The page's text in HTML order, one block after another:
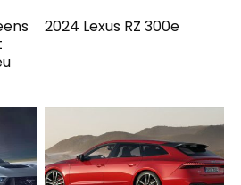
2024 Lexus RZ 300e